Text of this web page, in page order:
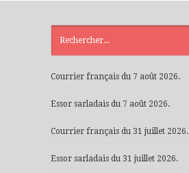
Courrier français du 7 août 2026.
Essor sarladais du 7 août 2026.
Courrier français du 31 juillet 2026.
Essor sarladais du 31 juillet 2026.